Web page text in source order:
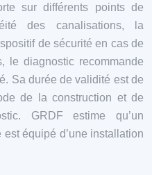
sur différents points de
des canalisations, la
de sécurité en cas de
le diagnostic recommande
Sa durée de validité est de
de la construction et de
GRDF estime qu’un
équipé d’une installation